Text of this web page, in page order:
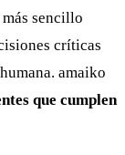
sencillo
críticas
amaiko
que cumplen